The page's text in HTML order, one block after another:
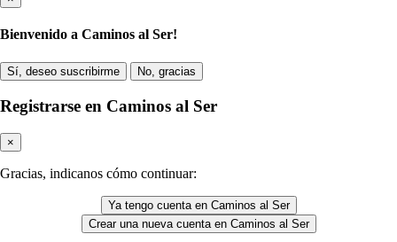
Bienvenido a Caminos al Ser!
Sí, deseo suscribirme No, gracias
Registrarse en Caminos al Ser
×
Gracias, indicanos cómo continuar:
Ya tengo cuenta en Caminos al Ser
Crear una nueva cuenta en Caminos al Ser